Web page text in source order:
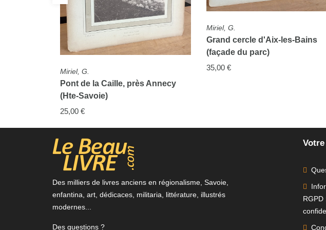
FICHE COMPLÈTE
Miriel, G.
Grand cercle d'Aix-les-Bains
(façade du parc)
35,00 €
FICHE COMPLÈTE
Miriel, G.
Chalet de Marlioz. Aix-les-
35,00 €
Des milliers de livres anciens en régionalisme, Savoie,
enfantina, art, dédicaces, militaria, littérature, illustrés
modernes...
Des questions ?
RGPD